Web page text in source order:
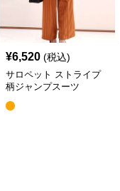
¥6,520 (税込)
サロペット ストライプ
柄ジャンプスーツ